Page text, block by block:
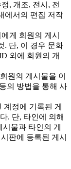
, 개조, 전시, 전
에서의 편집 저작
게 회원의 게시
. 단, 이 경우 문화
외에 회원의 개
원의 게시물을 이
의 방법을 통해 사
정에 기록된 게
. 단, 타인에 의해
물과 타인의 게
판에 등록된 게시